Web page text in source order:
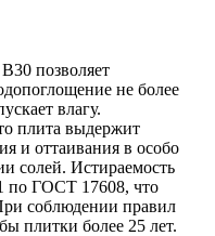
позволяет
не более
влагу.
плита выдержит
и оттаивания в особо
солей. Истираемость
по ГОСТ 17608, что
соблюдении правил
плитки более 25 лет.